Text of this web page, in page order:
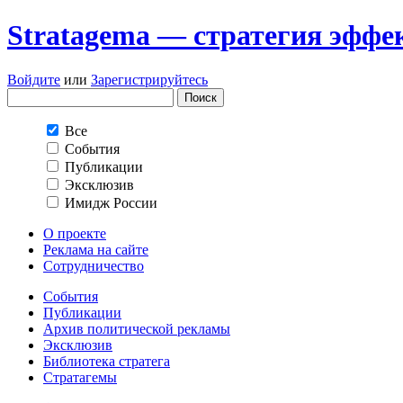
Stratagema — cтратегия
Войдите или Зарегистрируйтесь
Все
События
Публикации
Эксклюзив
Имидж России
О проекте
Реклама на сайте
Сотрудничество
События
Публикации
Архив политической рекламы
Эксклюзив
Библиотека стратега
Стратагемы